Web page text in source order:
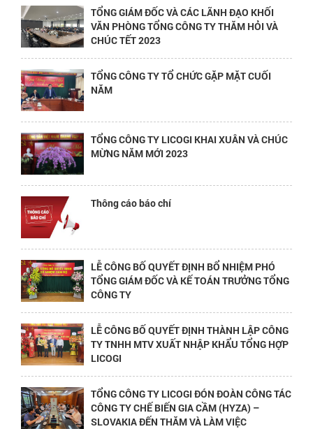
TỔNG GIÁM ĐỐC VÀ CÁC LÃNH ĐẠO KHỐI
VĂN PHÒNG TỔNG CÔNG TY THĂM HỎI VÀ
CHÚC TẾT 2023
TỔNG CÔNG TY TỔ CHỨC GẶP MẶT CUỐI
NĂM
TỔNG CÔNG TY LICOGI KHAI XUÂN VÀ CHÚC
MỪNG NĂM MỚI 2023
Thông cáo báo chí
LỄ CÔNG BỐ QUYẾT ĐỊNH BỔ NHIỆM PHÓ
TỔNG GIÁM ĐỐC VÀ KẾ TOÁN TRƯỞNG TỔNG
CÔNG TY
LỄ CÔNG BỐ QUYẾT ĐỊNH THÀNH LẬP CÔNG
TY TNHH MTV XUẤT NHẬP KHẨU TỔNG HỢP
LICOGI
TỔNG CÔNG TY LICOGI ĐÓN ĐOÀN CÔNG TÁC
CÔNG TY CHẾ BIẾN GIA CẦM (HYZA) –
SLOVAKIA ĐẾN THĂM VÀ LÀM VIỆC